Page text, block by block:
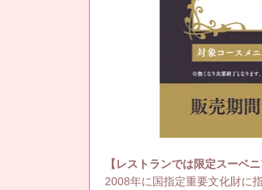
【レストランでは限定スーベニ
2008年に国指定重要文化財に